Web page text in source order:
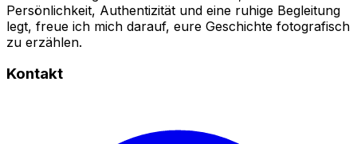
Persönlichkeit, Authentizität und eine ruhige Begleitung
legt, freue ich mich darauf, eure Geschichte fotografisch
zu erzählen.
Kontakt